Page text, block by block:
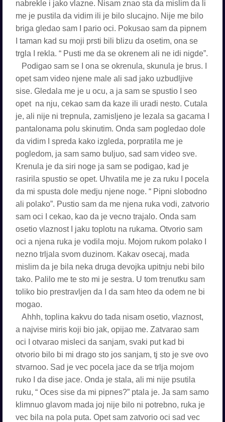
nabrekle i jako vlazne. Nisam znao sta da mislim da li
me je pustila da vidim ili je bilo slucajno. Nije me bilo
briga gledao sam I pario oci. Pokusao sam da pipnem
I taman kad su moji prsti bili blizu da osetim, ona se
trgla I rekla. “ Pusti me da se okrenem ali ne idi nigde”.
Podigao sam se I ona se okrenula, skunula je brus. I
opet sam video njene male ali sad jako uzbudljive
sise. Gledala me je u ocu, a ja sam se spustio I seo
opet na nju, cekao sam da kaze ili uradi nesto. Cutala
je, ali nije ni trepnula, zamisljeno je lezala sa gacama I
pantalonama polu skinutim. Onda sam pogledao dole
da vidim I spreda kako izgleda, porpratila me je
pogledom, ja sam samo buljuo, sad sam video sve.
Krenula je da siri noge ja sam se podigao, kad je
rasirila spustio se opet. Uhvatila me je za ruku I pocela
da mi spusta dole medju njene noge. “ Pipni slobodno
ali polako”. Pustio sam da me njena ruka vodi, zatvorio
sam oci I cekao, kao da je vecno trajalo. Onda sam
osetio vlaznost I jaku toplotu na rukama. Otvorio sam
oci a njena ruka je vodila moju. Mojom rukom polako I
nezno trljala svom duzinom. Kakav osecaj, mada
mislim da je bila neka druga devojka upitnju nebi bilo
tako. Palilo me te sto mi je sestra. U tom trenutku sam
toliko bio prestravljen da I da sam hteo da odem ne bi
mogao.
Ahhh, toplina kakvu do tada nisam osetio, vlaznost,
a najvise miris koji bio jak, opijao me. Zatvarao sam
oci I otvarao misleci da sanjam, svaki put kad bi
otvorio bilo bi mi drago sto jos sanjam, tj sto je sve ovo
stvarnoo. Sad je vec pocela jace da se trlja mojom
ruko I da dise jace. Onda je stala, ali mi nije psutila
ruku, “ Oces sise da mi pipnes?” ptala je. Ja sam samo
klimnuo glavom mada joj nije bilo ni potrebno, ruka je
vec bila na pola puta. Opet sam zatvorio oci sad vec